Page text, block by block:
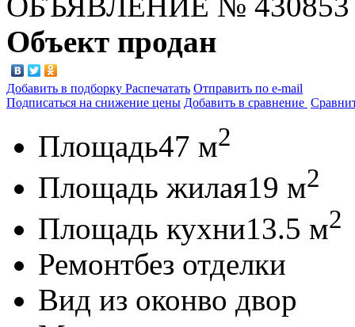
Объект продан
Добавить в подборку Распечатать Отправить по e-mail
Подписаться на снижение цены Добавить в сравнение
Площадь47 м2
Площадь жилая19 м2
Площадь кухни13.5 м2
Ремонтбез отделки
Вид из оконво двор